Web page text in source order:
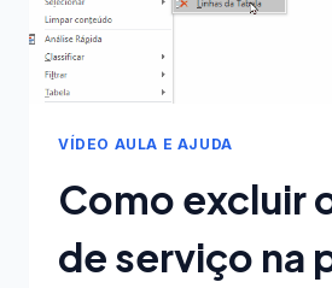
VÍDEO AULA E AJUDA
Como excluir
de serviço na